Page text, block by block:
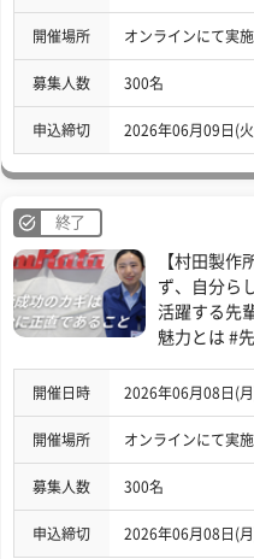
開催場所 オンラインにて実施
募集人数 300名
申込締切 2026年06月09日(
終了
【村田製作
ず、自分ら
活躍する先
魅力とは #
開催日時 2026年06月08日(
開催場所 オンラインにて実施
募集人数 300名
申込締切 2026年06月08日(